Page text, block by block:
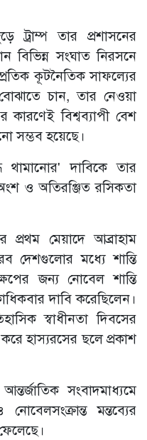
তার প্রশাসনের
বিভিন্ন সংঘাত নিরসনে
কূটনৈতিক সাফল্যের
চান, তার নেওয়া
কারণেই বিশ্বব্যাপী বেশ
সম্ভব হয়েছে।
দাবিকে তার
ও অতিরঞ্জিত রসিকতা
মেয়াদে আব্রাহাম
দেশগুলোর মধ্যে শান্তি
জন্য নোবেল শান্তি
দাবি করেছিলেন।
স্বাধীনতা দিবসের
হাস্যরসের ছলে প্রকাশ
সংবাদমাধ্যমে
মন্তব্যের